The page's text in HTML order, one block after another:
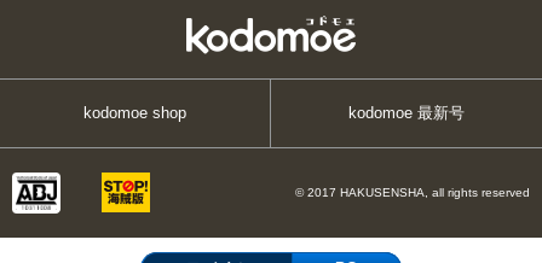
kodomoe shop kodomoe 最新号
© 2017 HAKUSENSHA, all rights reserved